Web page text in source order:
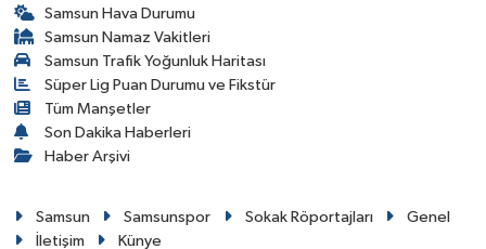
Samsun Hava Durumu
Samsun Namaz Vakitleri
Samsun Trafik Yoğunluk Haritası
Süper Lig Puan Durumu ve Fikstür
Tüm Manşetler
Son Dakika Haberleri
Haber Arşivi
Samsun Samsunspor Sokak Röportajları
Genel
İletişim
Künye